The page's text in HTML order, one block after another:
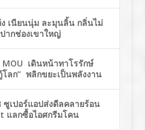
เนียนนุ่ม ละมุนลิ้น กลิ่นไม่
ากช่องเขาใหญ่
เดินหน้าทาโรรักษ์
ลก” พลิกขยะเป็นพลังงาน
เปอร์แอปส่งดีลคลายร้อน
แลกซื้อไอศกรีมโคน